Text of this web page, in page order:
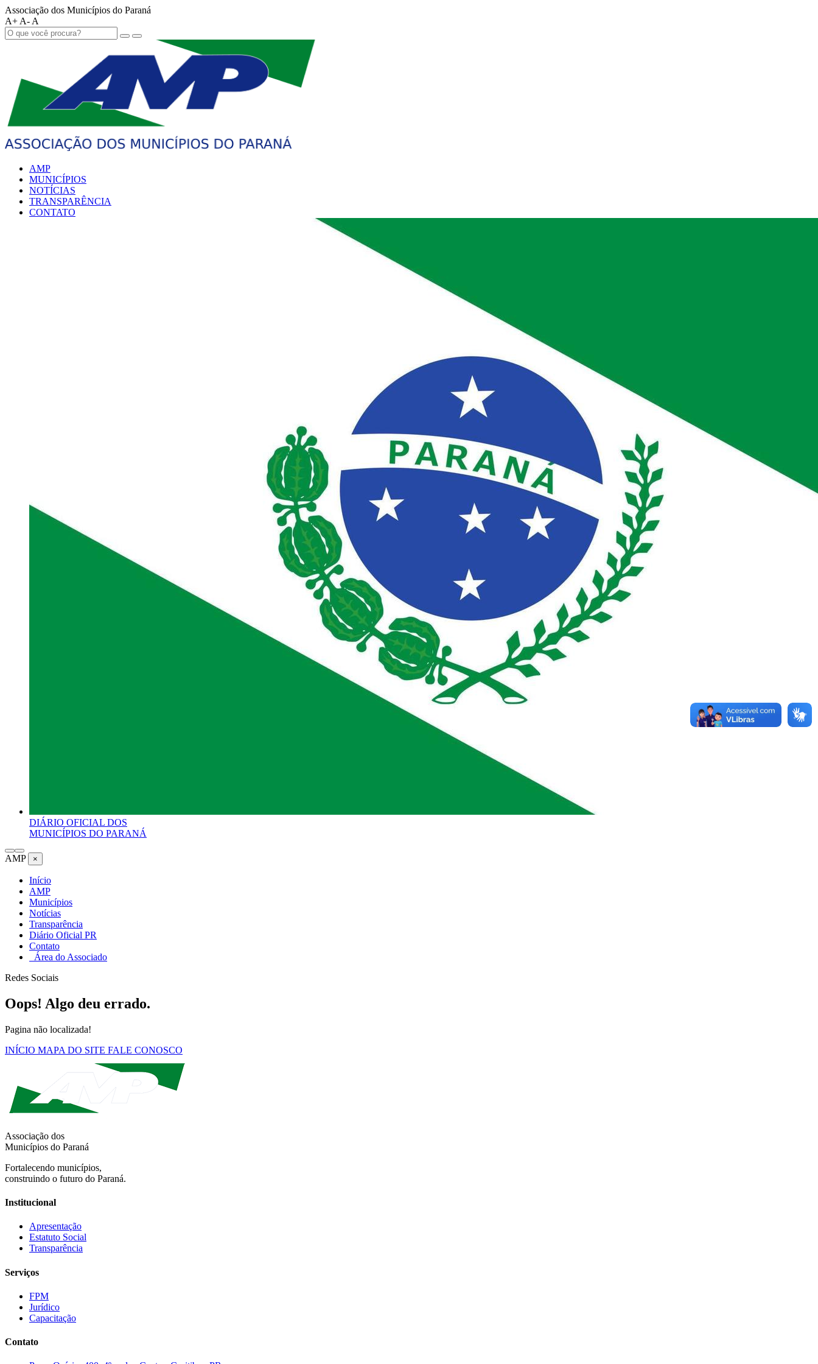
Associação dos Municípios do Paraná
A+ A- A
AMP
MUNICÍPIOS
NOTÍCIAS
TRANSPARÊNCIA
CONTATO
DIÁRIO OFICIAL DOS
MUNICÍPIOS DO PARANÁ
AMP ×
Início
AMP
Municípios
Notícias
Transparência
Diário Oficial PR
Contato
Área do Associado
Redes Sociais
Oops! Algo deu errado.
Pagina não localizada!
INÍCIO MAPA DO SITE FALE CONOSCO
Associação dos
Municípios do Paraná
Fortalecendo municípios,
construindo o futuro do Paraná.
Institucional
Apresentação
Estatuto Social
Transparência
Serviços
FPM
Jurídico
Capacitação
Contato